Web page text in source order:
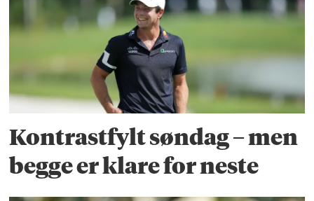
Kontrastfylt søndag – men
begge er klare for neste